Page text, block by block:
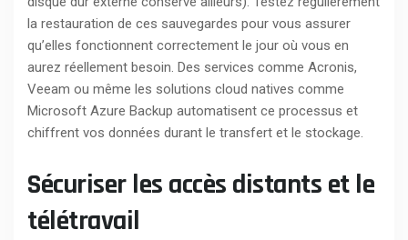
la restauration de ces sauvegardes pour vous assurer
qu’elles fonctionnent correctement le jour où vous en
aurez réellement besoin. Des services comme Acronis,
Veeam ou même les solutions cloud natives comme
Microsoft Azure Backup automatisent ce processus et
chiffrent vos données durant le transfert et le stockage.
Sécuriser les accès distants et le
télétravail